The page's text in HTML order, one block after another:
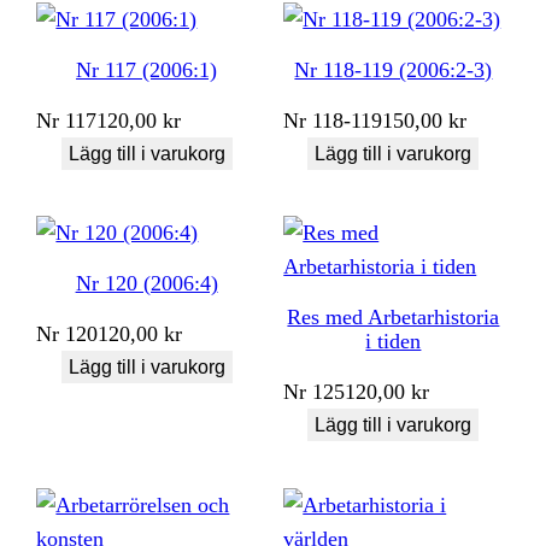
Nr 117 (2006:1)
Nr 117120,00kr
Lägg till i varukorg
Nr 118-119 (2006:2-3)
Nr 118-119150,00kr
Lägg till i varukorg
Nr 120 (2006:4)
Nr 120120,00kr
Lägg till i varukorg
Res med Arbetarhistoria
i tiden
Nr 125120,00kr
Lägg till i varukorg